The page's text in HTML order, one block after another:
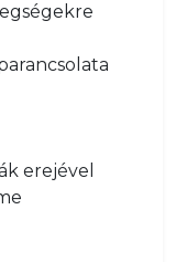
erejével